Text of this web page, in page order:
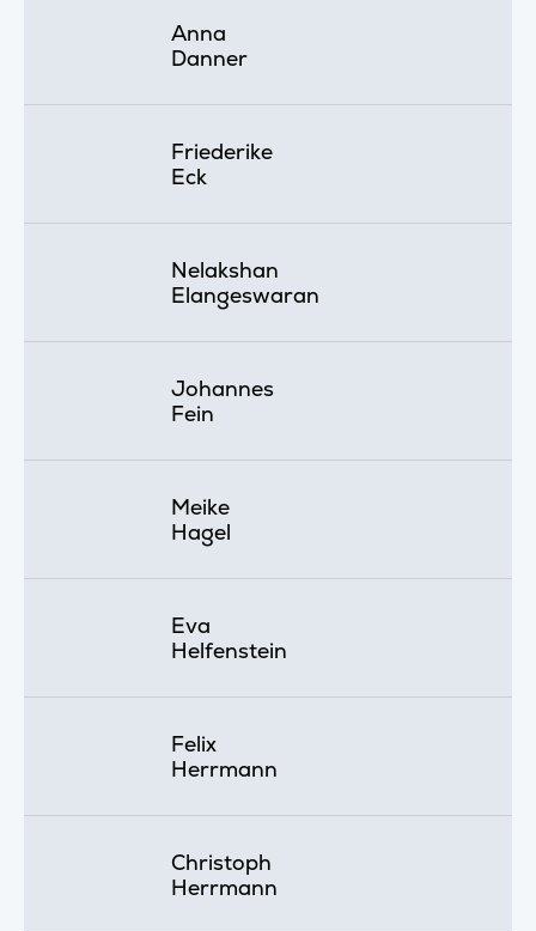
Anna
Danner
Friederike
Eck
Nelakshan
Elangeswaran
Johannes
Fein
Meike
Hagel
Eva
Helfenstein
Felix
Herrmann
Christoph
Herrmann